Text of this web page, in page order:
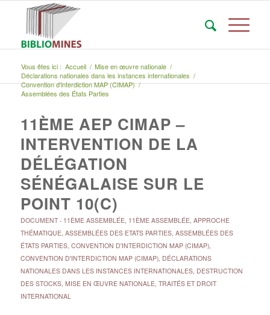
Vous êtes ici : Accueil / Mise en œuvre nationale /
Déclarations nationales dans les instances internationales /
Convention d'interdiction MAP (CIMAP) /
Assemblées des États Parties
11ÈME AEP CIMAP –
INTERVENTION DE LA
DÉLÉGATION
SÉNÉGALAISE SUR LE
POINT 10(C)
DOCUMENT- 11ÈME ASSEMBLÉE, 11ÈME ASSEMBLÉE, APPROCHE
THÉMATIQUE, ASSEMBLÉES DES ETATS PARTIES, ASSEMBLÉES DES
ÉTATS PARTIES, CONVENTION D'INTERDICTION MAP (CIMAP),
CONVENTION D'INTERDICTION MAP (CIMAP), DÉCLARATIONS
NATIONALES DANS LES INSTANCES INTERNATIONALES, DESTRUCTION
DES STOCKS, MISE EN ŒUVRE NATIONALE, TRAITÉS ET DROIT
INTERNATIONAL